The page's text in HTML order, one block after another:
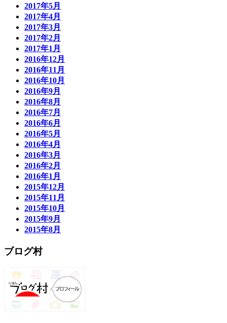
2017年5月
2017年4月
2017年3月
2017年2月
2017年1月
2016年12月
2016年11月
2016年10月
2016年9月
2016年8月
2016年7月
2016年6月
2016年5月
2016年4月
2016年3月
2016年2月
2016年1月
2015年12月
2015年11月
2015年10月
2015年9月
2015年8月
ブログ村